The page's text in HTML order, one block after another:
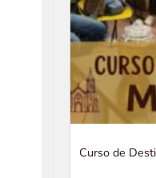
Curso de